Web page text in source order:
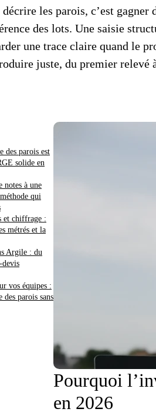
les parois, c’est
des lots. Une saisie
une trace claire quand le
juste, du premier relevé
des parois est
solide en
notes à une
qui
et chiffrage :
métrés et la
Argile : du
devis
vos équipes :
parois sans
Pourquoi
en 2026